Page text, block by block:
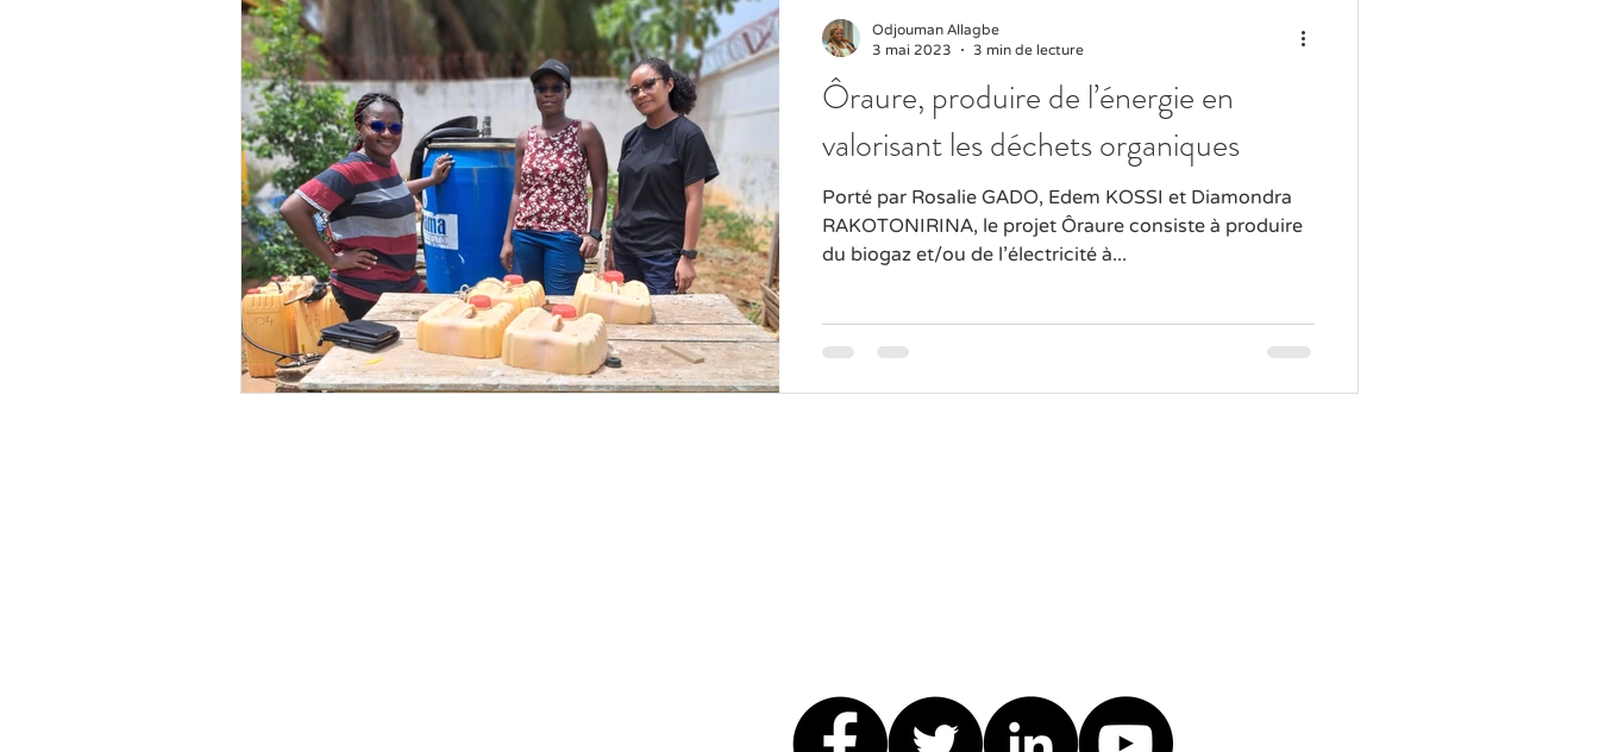
Ôraure, produire de l’énergie en
valorisant les déchets organiques
Porté par Rosalie GADO, Edem KOSSI et Diamondra
RAKOTONIRINA, le projet Ôraure consiste à produire
du biogaz et/ou de l'électricité à...
Odjouman Allagbe
3 mai 2023
3 min de lecture